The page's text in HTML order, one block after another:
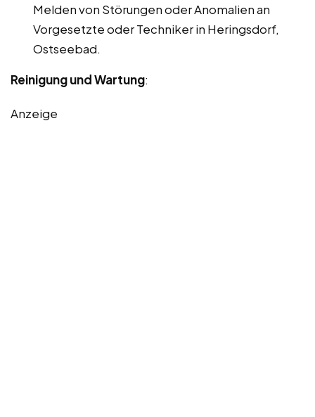
Melden von Störungen oder Anomalien an
Vorgesetzte oder Techniker in Heringsdorf,
Ostseebad.
Reinigung und Wartung:
Anzeige